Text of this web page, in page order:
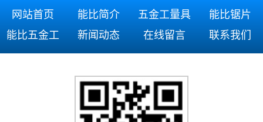
网站首页 能比简介 五金工量具
能比锯片
能比五金工
新闻动态 在线留言 联系我们